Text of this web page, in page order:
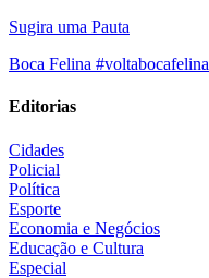
Sugira uma Pauta
Boca Felina #voltabocafelina
Editorias
Cidades
Policial
Política
Esporte
Economia e Negócios
Educação e Cultura
Especial